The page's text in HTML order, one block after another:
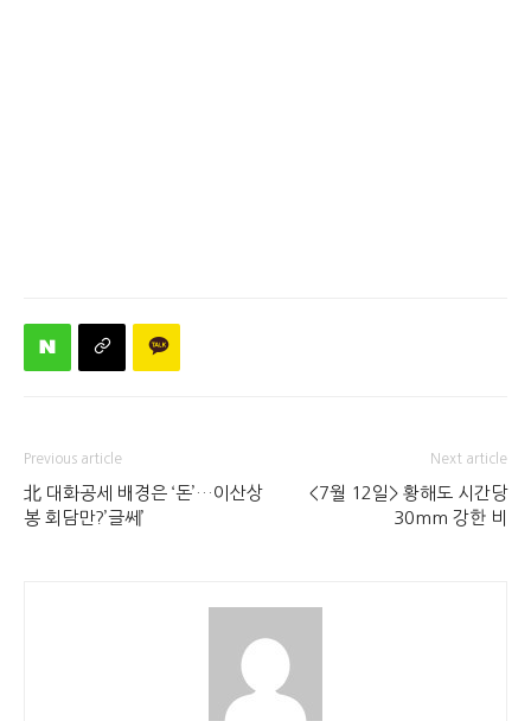
Previous article
北 대화공세 배경은 ‘돈’…이산상
봉 회담만?’글쎄’
Next article
<7월 12일> 황해도 시간당
30mm 강한 비